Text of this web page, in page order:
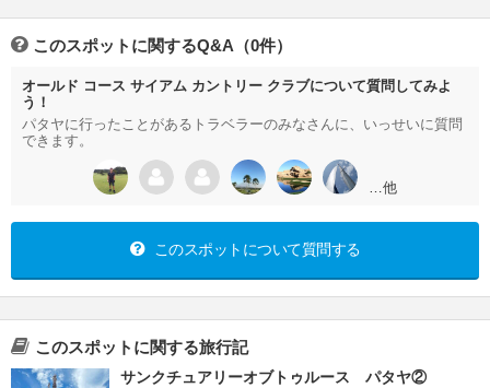
このスポットに関するQ&A（0件）
オールド コース サイアム カントリー クラブについて質問してみよ
う！
パタヤに行ったことがあるトラベラーのみなさんに、いっせいに質問
できます。
…他
このスポットについて質問する
このスポットに関する旅行記
サンクチュアリーオブトゥルース パタヤ②